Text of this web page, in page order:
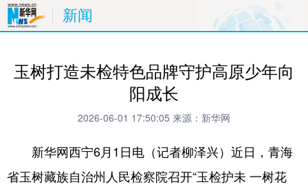
新闻
玉树打造未检特色品牌守护高原少年向
阳成长
2026-06-01 17:50:05 来源：新华网
新华网西宁6月1日电（记者柳泽兴）近日，青海
省玉树藏族自治州人民检察院召开“玉检护未 一树花